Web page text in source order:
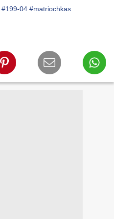
#199-04 #matriochkas